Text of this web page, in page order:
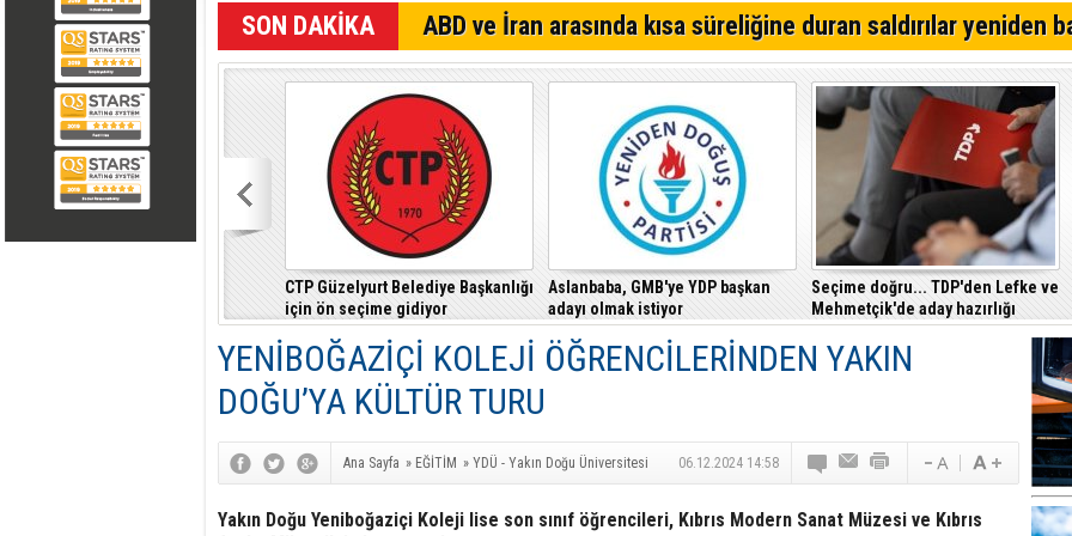
CTP, Cezaevi Disiplin Tüzüğü’nde yapılan değişiklikleri
Mahkemesi’ne taşıdı
Girne – Çamlıbel ana yolunda ölümlü kaza… Turan Obalı
SON DAKİKA ABD ve İran arasında kısa süreliğine duran saldırılar yeniden
CTP Güzelyurt Belediye Başkanlığı
için ön seçime gidiyor
Aslanbaba, GMB'ye YDP başkan
adayı olmak istiyor
Seçime doğru... TDP'den Lefke ve
Mehmetçik'de aday hazırlığı
YENİBOĞAZİÇİ KOLEJİ ÖĞRENCİLERİNDEN YAKIN
DOĞU’YA KÜLTÜR TURU
Ana Sayfa » EĞİTİM » YDÜ - Yakın Doğu Üniversitesi 06.12.2024 14:58
Yakın Doğu Yeniboğaziçi Koleji lise son sınıf öğrencileri, Kıbrıs Modern Sanat Müzesi ve Kıbrıs